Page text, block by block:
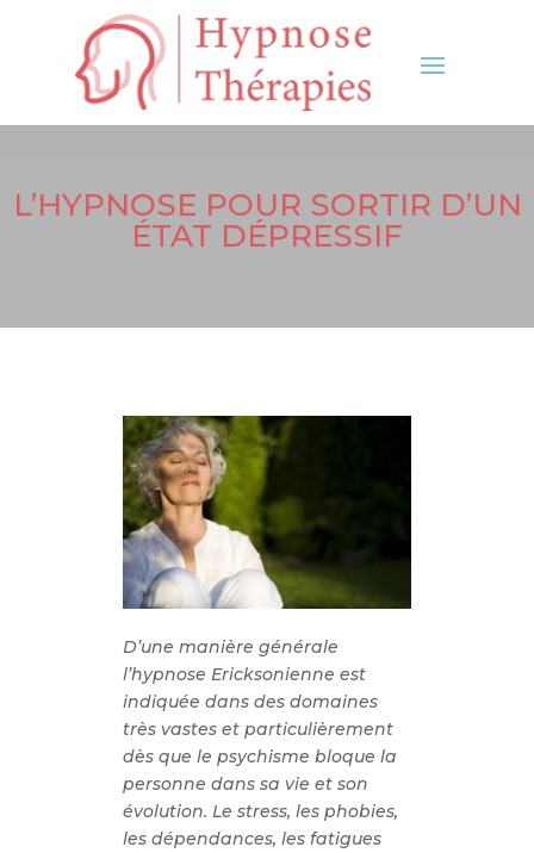
L’HYPNOSE POUR SORTIR D’UN
ÉTAT DÉPRESSIF
D’une manière générale
l’hypnose Ericksonienne est
indiquée dans des domaines
très vastes et particulièrement
dès que le psychisme bloque la
personne dans sa vie et son
évolution. Le stress, les phobies,
les dépendances, les fatigues